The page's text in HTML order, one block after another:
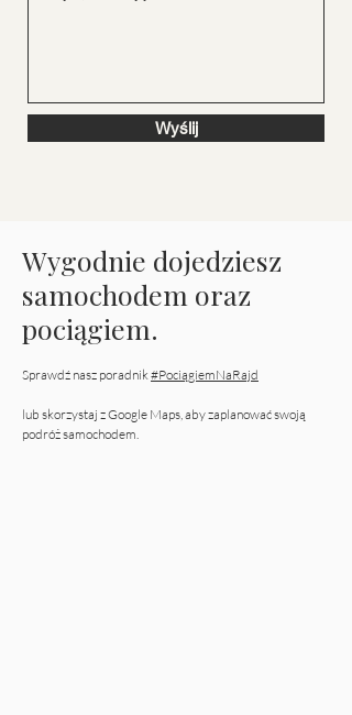
Wyślij
Wygodnie dojedziesz
samochodem oraz
pociągiem.
Sprawdź nasz poradnik#PociągiemNaRajd
lub skorzystaj z Google Maps, aby zaplanować swoją
podróż samochodem.